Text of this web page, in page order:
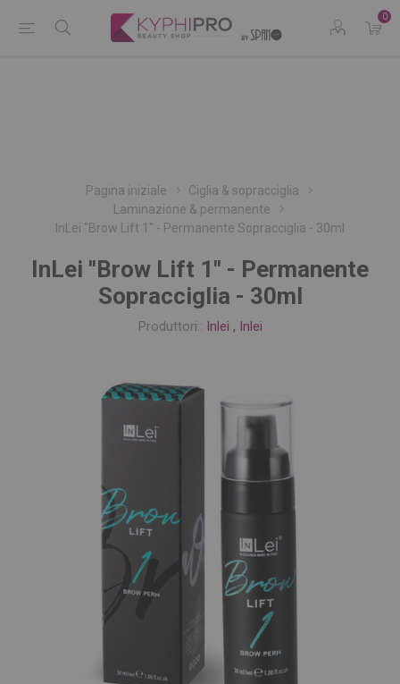
0
Pagina iniziale
Ciglia & sopracciglia
Laminazione & permanente
InLei "Brow Lift 1" - Permanente Sopracciglia - 30ml
InLei "Brow Lift 1" - Permanente
Sopracciglia - 30ml
Produttori:: Inlei , Inlei